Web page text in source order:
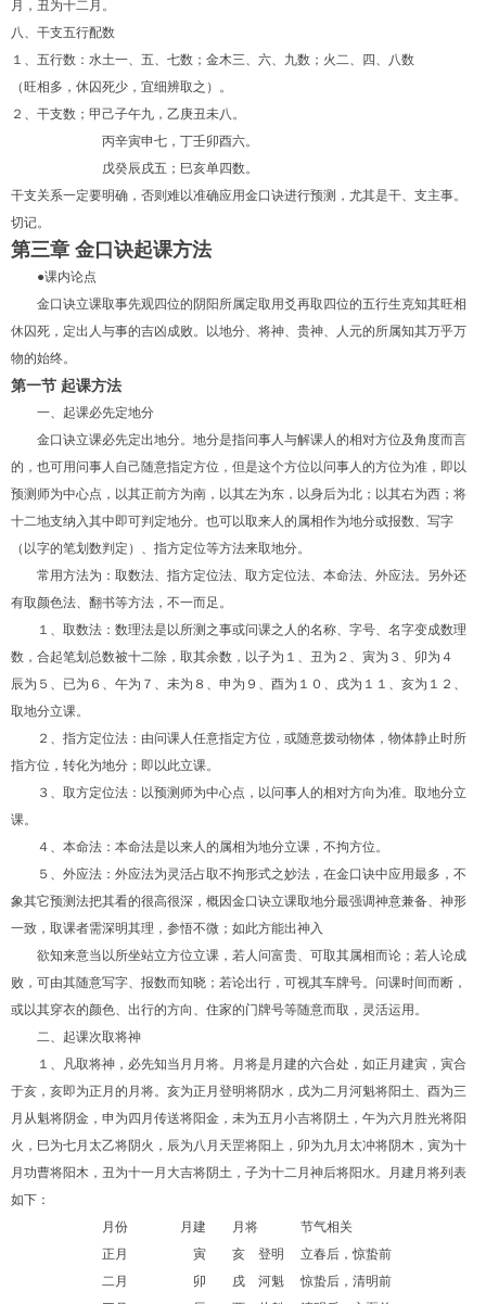
月，丑为十二月。
八、干支五行配数
１、五行数：水土一、五、七数；金木三、六、九数；火二、四、八数
（旺相多，休囚死少，宜细辨取之）。
２、干支数；甲己子午九，乙庚丑未八。
丙辛寅申七，丁壬卯酉六。
戊癸辰戌五；巳亥单四数。
干支关系一定要明确，否则难以准确应用金口诀进行预测，尤其是干、支主事。
切记。
第三章 金口诀起课方法
●课内论点
金口诀立课取事先观四位的阴阳所属定取用爻再取四位的五行生克知其旺相
休囚死，定出人与事的吉凶成败。以地分、将神、贵神、人元的所属知其万乎万
物的始终。
第一节 起课方法
一、起课必先定地分
金口诀立课必先定出地分。地分是指问事人与解课人的相对方位及角度而言
的，也可用问事人自己随意指定方位，但是这个方位以问事人的方位为准，即以
预测师为中心点，以其正前方为南，以其左为东，以身后为北；以其右为西；将
十二地支纳入其中即可判定地分。也可以取来人的属相作为地分或报数、写字
（以字的笔划数判定）、指方定位等方法来取地分。
常用方法为：取数法、指方定位法、取方定位法、本命法、外应法。另外还
有取颜色法、翻书等方法，不一而足。
１、取数法：数理法是以所测之事或问课之人的名称、字号、名字变成数理
数，合起笔划总数被十二除，取其余数，以子为１、丑为２、寅为３、卯为４
辰为５、已为６、午为７、未为８、申为９、酉为１０、戌为１１、亥为１２、
取地分立课。
２、指方定位法：由问课人任意指定方位，或随意拨动物体，物体静止时所
指方位，转化为地分；即以此立课。
３、取方定位法：以预测师为中心点，以问事人的相对方向为准。取地分立
课。
４、本命法：本命法是以来人的属相为地分立课，不拘方位。
５、外应法：外应法为灵活占取不拘形式之妙法，在金口诀中应用最多，不
象其它预测法把其看的很高很深，概因金口诀立课取地分最强调神意兼备、神形
一致，取课者需深明其理，参悟不微；如此方能出神入
欲知来意当以所坐站立方位立课，若人问富贵、可取其属相而论；若人论成
败，可由其随意写字、报数而知晓；若论出行，可视其车牌号。问课时间而断，
或以其穿衣的颜色、出行的方向、住家的门牌号等随意而取，灵活运用。
二、起课次取将神
１、凡取将神，必先知当月月将。月将是月建的六合处，如正月建寅，寅合
于亥，亥即为正月的月将。亥为正月登明将阴水，戌为二月河魁将阳土、酉为三
月从魁将阴金，申为四月传送将阳金，未为五月小吉将阴土，午为六月胜光将阳
火，巳为七月太乙将阴火，辰为八月天罡将阳上，卯为九月太冲将阴木，寅为十
月功曹将阳木，丑为十一月大吉将阴土，子为十二月神后将阳水。月建月将列表
如下：
月份 月建 月将
节气相关
正月 寅 亥 登明
立春后，惊蛰前
二月 卯 戌 河魁
惊蛰后，清明前